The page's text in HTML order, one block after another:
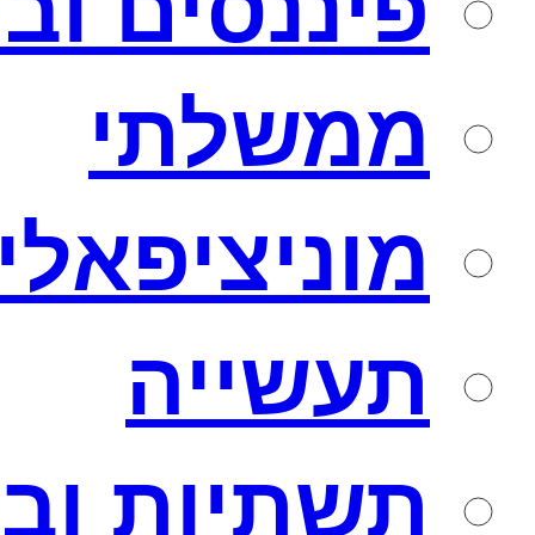
ממשלתי
מוניציפאלי
תעשייה
תשתיות